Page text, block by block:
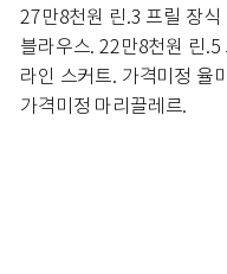
27만8천원 린.3 프릴 장식
블라우스. 22만8천원 린.5
라인 스커트. 가격미정 율
가격미정 마리끌레르.